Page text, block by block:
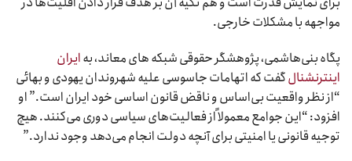
مواجهه با مشکلات خارجی.
پگاه بنی‌هاشمی، پژوهشگر حقوقی شبکه های معاند، بهایران
اینترنشنالگفت که اتهامات جاسوسی علیه شهروندان یهودی و بهائی
“از نظر واقعیت بی‌اساس و ناقض قانون اساسی خود ایران است.” او
افزود: “این جوامع معمولاً از فعالیت‌های سیاسی دوری می‌کنند. هیچ
توجیه قانونی یا امنیتی برای آنچه دولت انجام می‌دهد وجود ندارد.”